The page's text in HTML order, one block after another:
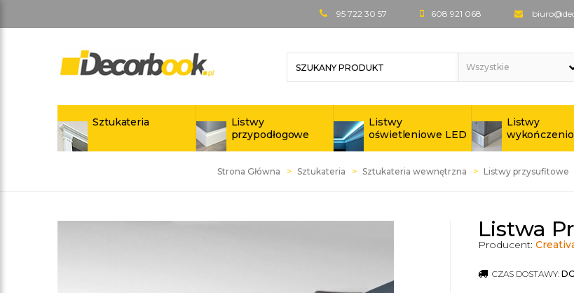
95 722 30 57 608 921 068
Sztukateria
Listwy
przypodłogowe
Listwy
oświetleniowe LED
Listwy
Strona Główna Sztukateria Sztukateria wewnętrzna Listwy przysufitowe
Listwa
Producent:
CZAS DOSTAWY: